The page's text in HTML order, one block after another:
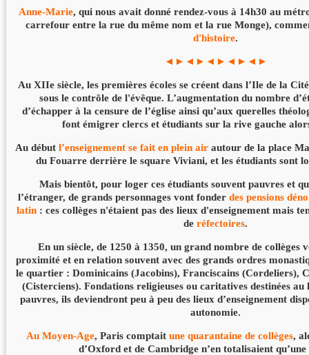
Anne-Marie, qui nous avait donné rendez-vous à 14h30 au
carrefour entre la rue du même nom et la rue Monge),
d'histoire.
◄►◄►◄►◄►◄►
Au XIIe siècle, les premières écoles se créent dans l’Ile de la
sous le contrôle de l'évêque. L’augmentation du nombre
d’échapper à la censure de l’église ainsi qu’aux querelles
font émigrer clercs et étudiants sur la rive gauche
Au débutl’enseignement se fait en plein air autour de la place
du Fouarre derrière le square Viviani, et les étudiants sont
Mais bientôt, pour loger ces étudiants souvent pauvres et
l’étranger, de grands personnages vont fonderdes pensions
latin : ces collèges n'étaient pas des lieux d'enseignement mais
deréfectoires.
En un siècle, de 1250 à 1350, un grand nombre de collèges
proximité et en relation souvent avec des grands ordres
le quartier : Dominicains (Jacobins), Franciscains (Cordeliers),
(Cisterciens). Fondations religieuses ou caritatives destinées au
pauvres, ils deviendront peu à peu des lieux d’enseignement
autonomie.
Au Moyen-Age, Paris comptait une quarantaine de collèges,
d’Oxford et de Cambridge n’en totalisaient